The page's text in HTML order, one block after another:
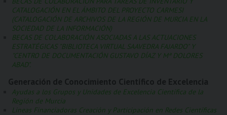
CATALOGACIÓN EN EL ÁMBITO DEL PROYECTO CARMESI
(CATALOGACIÓN DE ARCHIVOS DE LA REGIÓN DE MURCIA EN LA
SOCIEDAD DE LA INFORMACIÓN)
BECAS DE COLABORACIÓN ASOCIADAS A LAS ACTUACIONES
ESTRATÉGICAS "BIBLIOTECA VIRTUAL SAAVEDRA FAJARDO" Y
"CENTRO DE DOCUMENTACIÓN GUSTAVO DÍAZ Y Mª DOLORES
ABAD".
Ayudas a los Grupos y Unidades de Excelencia Científica de la
Región de Murcia
Lineas Financiadoras Creación y Participación en Redes Científicas